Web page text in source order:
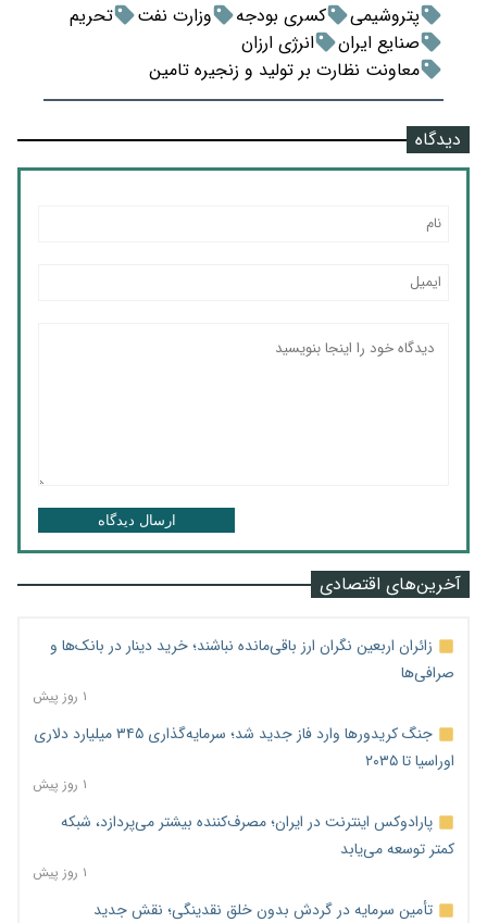
پتروشیمی کسری بودجه وزارت نفت
تحریم
صنایع ایران
انرژی ارزان
معاونت نظارت بر تولید و زنجیره تامین
دیدگاه
ارسال دیدگاه
آخرین‌های اقتصادی
زائران اربعین نگران ارز باقی‌مانده نباشند؛ خرید دینار در بانک‌ها و
صرافی‌ها
۱ روز پیش
جنگ کریدورها وارد فاز جدید شد؛ سرمایه‌گذاری ۳۴۵ میلیارد دلاری
اوراسیا تا ۲۰۳۵
۱ روز پیش
پارادوکس اینترنت در ایران؛ مصرف‌کننده بیشتر می‌پردازد، شبکه
کمتر توسعه می‌یابد
۱ روز پیش
تأمین سرمایه در گردش بدون خلق نقدینگی؛ نقش جدید